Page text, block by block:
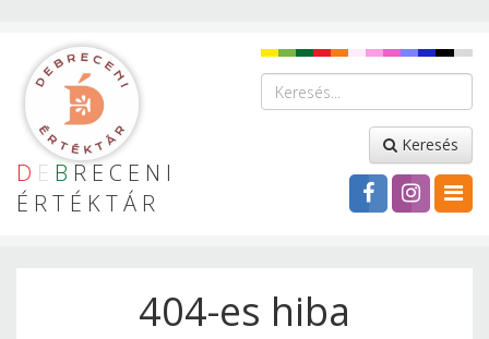
D E B RECENI
ÉRTÉKTÁR
Keresés
404-es hiba